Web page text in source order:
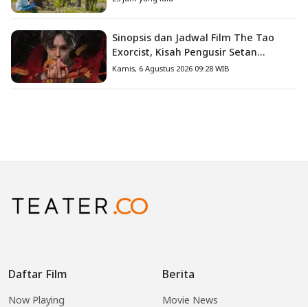
Sinopsis dan Jadwal Film The Tao
Exorcist, Kisah Pengusir Setan
Melawan Kutukan Mematikan
Kamis, 6 Agustus 2026 09:28 WIB
Daftar Film
Now Playing
Berita
Movie News